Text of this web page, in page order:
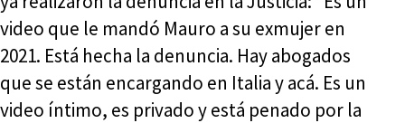
video que le mandó Mauro a su exmujer en
2021. Está hecha la denuncia. Hay abogados
que se están encargando en Italia y acá. Es un
video íntimo, es privado y está penado por la